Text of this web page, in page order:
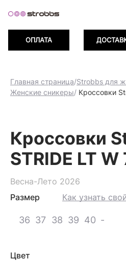
баллов при
ОПЛАТА
Главная страница/Strobbs для
Женские сникеры/ Кроссовки
Кроссовки
STRIDE LT
Весна-Лето 2026
Размер
Как узнать
36 37 38 39 40 -
Цвет